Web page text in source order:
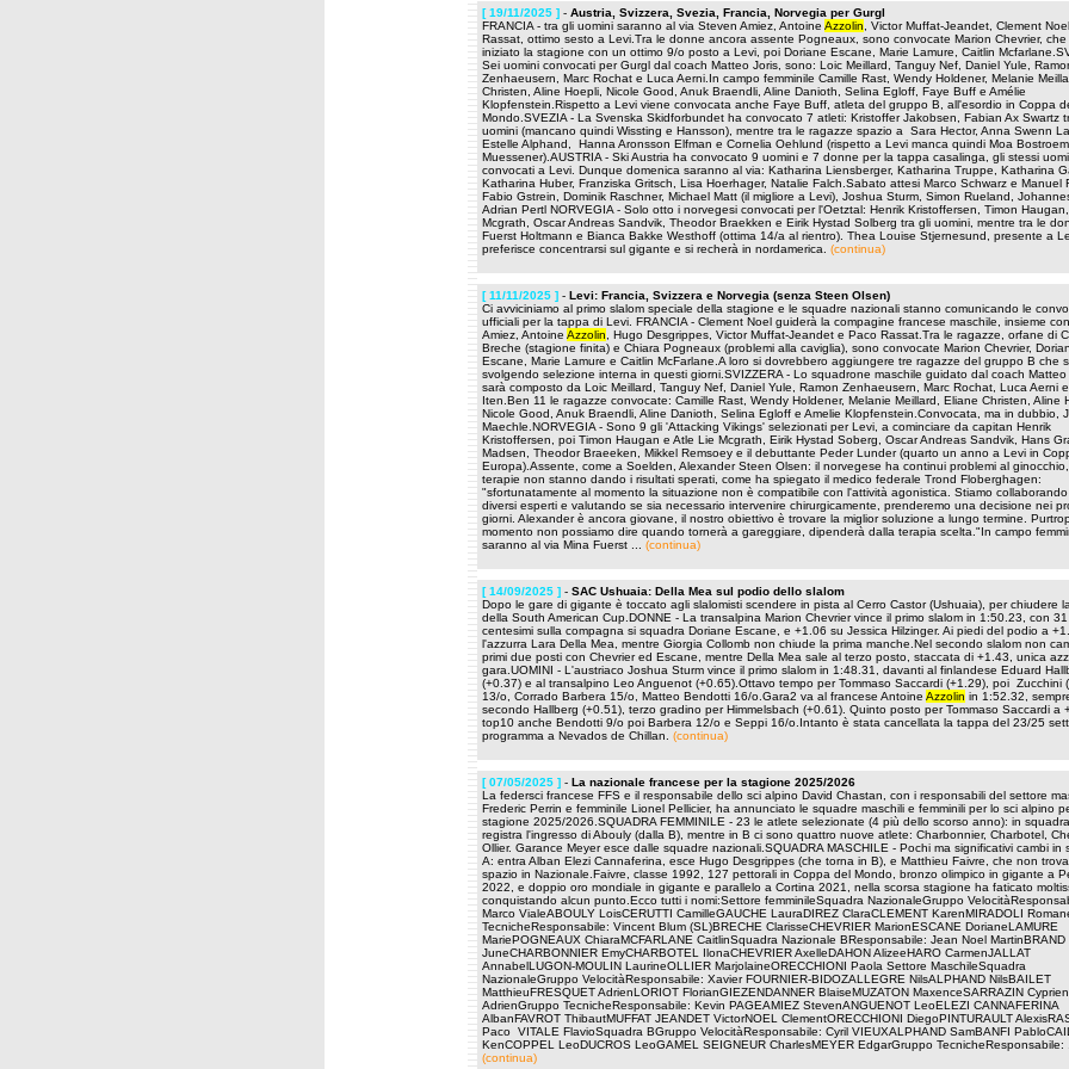
[ 19/11/2025 ] - Austria, Svizzera, Svezia, Francia, Norvegia per Gurgl
FRANCIA - tra gli uomini saranno al via Steven Amiez, Antoine Azzolin , Victor Muffat-Jeandet, Clement
Rassat, ottimo sesto a Levi.Tra le donne ancora assente Pogneaux, sono convocate Marion Chevrier,
iniziato la stagione con un ottimo 9/o posto a Levi, poi Doriane Escane, Marie Lamure, Caitlin
Sei uomini convocati per Gurgl dal coach Matteo Joris, sono: Loic Meillard, Tanguy Nef, Daniel Yule,
Zenhaeusern, Marc Rochat e Luca Aerni.In campo femminile Camille Rast, Wendy Holdener, Melanie
Christen, Aline Hoepli, Nicole Good, Anuk Braendli, Aline Danioth, Selina Egloff, Faye Buff e Amélie
Klopfenstein.Rispetto a Levi viene convocata anche Faye Buff, atleta del gruppo B, all'esordio in Coppa
Mondo.SVEZIA - La Svenska Skidforbundet ha convocato 7 atleti: Kristoffer Jakobsen, Fabian Ax Swartz
uomini (mancano quindi Wissting e Hansson), mentre tra le ragazze spazio a Sara Hector, Anna Swenn
Estelle Alphand, Hanna Aronsson Elfman e Cornelia Oehlund (rispetto a Levi manca quindi Moa Bostroem
Muessener).AUSTRIA - Ski Austria ha convocato 9 uomini e 7 donne per la tappa casalinga, gli stessi
convocati a Levi. Dunque domenica saranno al via: Katharina Liensberger, Katharina Truppe, Katharina
Katharina Huber, Franziska Gritsch, Lisa Hoerhager, Natalie Falch.Sabato attesi Marco Schwarz e Manuel
Fabio Gstrein, Dominik Raschner, Michael Matt (il migliore a Levi), Joshua Sturm, Simon Rueland,
Adrian Pertl NORVEGIA - Solo otto i norvegesi convocati per l'Oetztal: Henrik Kristoffersen, Timon
Mcgrath, Oscar Andreas Sandvik, Theodor Braekken e Eirik Hystad Solberg tra gli uomini, mentre tra le
Fuerst Holtmann e Bianca Bakke Westhoff (ottima 14/a al rientro). Thea Louise Stjernesund, presente a
preferisce concentrarsi sul gigante e si recherà in nordamerica. (continua)
[ 11/11/2025 ] - Levi: Francia, Svizzera e Norvegia (senza Steen Olsen)
Ci avviciniamo al primo slalom speciale della stagione e le squadre nazionali stanno comunicando le
ufficiali per la tappa di Levi. FRANCIA - Clement Noel guiderà la compagine francese maschile, insieme
Amiez, Antoine Azzolin , Hugo Desgrippes, Victor Muffat-Jeandet e Paco Rassat.Tra le ragazze, orfane di
Breche (stagione finita) e Chiara Pogneaux (problemi alla caviglia), sono convocate Marion Chevrier,
Escane, Marie Lamure e Caitlin McFarlane.A loro si dovrebbero aggiungere tre ragazze del gruppo B che
svolgendo selezione interna in questi giorni.SVIZZERA - Lo squadrone maschile guidato dal coach Matteo
sarà composto da Loic Meillard, Tanguy Nef, Daniel Yule, Ramon Zenhaeusern, Marc Rochat, Luca Aerni
Iten.Ben 11 le ragazze convocate: Camille Rast, Wendy Holdener, Melanie Meillard, Eliane Christen, Aline
Nicole Good, Anuk Braendli, Aline Danioth, Selina Egloff e Amelie Klopfenstein.Convocata, ma in dubbio,
Maechle.NORVEGIA - Sono 9 gli 'Attacking Vikings' selezionati per Levi, a cominciare da capitan Henrik
Kristoffersen, poi Timon Haugan e Atle Lie Mcgrath, Eirik Hystad Soberg, Oscar Andreas Sandvik, Hans
Madsen, Theodor Braeeken, Mikkel Remsoey e il debuttante Peder Lunder (quarto un anno a Levi in
Europa).Assente, come a Soelden, Alexander Steen Olsen: il norvegese ha continui problemi al
terapie non stanno dando i risultati sperati, come ha spiegato il medico federale Trond Floberghagen:
"sfortunatamente al momento la situazione non è compatibile con l'attività agonistica. Stiamo
diversi esperti e valutando se sia necessario intervenire chirurgicamente, prenderemo una decisione nei
giorni. Alexander è ancora giovane, il nostro obiettivo è trovare la miglior soluzione a lungo termine.
momento non possiamo dire quando tornerà a gareggiare, dipenderà dalla terapia scelta."In campo
saranno al via Mina Fuerst ... (continua)
[ 14/09/2025 ] - SAC Ushuaia: Della Mea sul podio dello slalom
Dopo le gare di gigante è toccato agli slalomisti scendere in pista al Cerro Castor (Ushuaia), per chiudere
della South American Cup.DONNE - La transalpina Marion Chevrier vince il primo slalom in 1:50.23, con 31
centesimi sulla compagna si squadra Doriane Escane, e +1.06 su Jessica Hilzinger. Ai piedi del podio a
l'azzurra Lara Della Mea, mentre Giorgia Collomb non chiude la prima manche.Nel secondo slalom non
primi due posti con Chevrier ed Escane, mentre Della Mea sale al terzo posto, staccata di +1.43, unica
gara.UOMINI - L'austriaco Joshua Sturm vince il primo slalom in 1:48.31, davanti al finlandese Eduard
(+0.37) e al transalpino Leo Anguenot (+0.65).Ottavo tempo per Tommaso Saccardi (+1.29), poi Zucchini
13/o, Corrado Barbera 15/o, Matteo Bendotti 16/o.Gara2 va al francese Antoine Azzolin in 1:52.32,
secondo Hallberg (+0.51), terzo gradino per Himmelsbach (+0.61). Quinto posto per Tommaso Saccardi a
top10 anche Bendotti 9/o poi Barbera 12/o e Seppi 16/o.Intanto è stata cancellata la tappa del 23/25
programma a Nevados de Chillan. (continua)
[ 07/05/2025 ] - La nazionale francese per la stagione 2025/2026
La federsci francese FFS e il responsabile dello sci alpino David Chastan, con i responsabili del settore
Frederic Perrin e femminile Lionel Pellicier, ha annunciato le squadre maschili e femminili per lo sci alpino
stagione 2025/2026.SQUADRA FEMMINILE - 23 le atlete selezionate (4 più dello scorso anno): in
registra l'ingresso di Abouly (dalla B), mentre in B ci sono quattro nuove atlete: Charbonnier, Charbotel,
Ollier. Garance Meyer esce dalle squadre nazionali.SQUADRA MASCHILE - Pochi ma significativi cambi in
A: entra Alban Elezi Cannaferina, esce Hugo Desgrippes (che torna in B), e Matthieu Faivre, che non
spazio in Nazionale.Faivre, classe 1992, 127 pettorali in Coppa del Mondo, bronzo olimpico in gigante a
2022, e doppio oro mondiale in gigante e parallelo a Cortina 2021, nella scorsa stagione ha faticato
conquistando alcun punto.Ecco tutti i nomi:Settore femminileSquadra NazionaleGruppo
Marco VialeABOULY LoisCERUTTI CamilleGAUCHE LauraDIREZ ClaraCLEMENT KarenMIRADOLI
TecnicheResponsabile: Vincent Blum (SL)BRECHE ClarisseCHEVRIER MarionESCANE DorianeLAMURE
MariePOGNEAUX ChiaraMCFARLANE CaitlinSquadra Nazionale BResponsabile: Jean Noel MartinBRAND
JuneCHARBONNIER EmyCHARBOTEL IlonaCHEVRIER AxelleDAHON AlizeeHARO CarmenJALLAT
AnnabelLUGON-MOULIN LaurineOLLIER MarjolaineORECCHIONI Paola Settore MaschileSquadra
NazionaleGruppo VelocitàResponsabile: Xavier FOURNIER-BIDOZALLEGRE NilsALPHAND NilsBAILET
MatthieuFRESQUET AdrienLORIOT FlorianGIEZENDANNER BlaiseMUZATON MaxenceSARRAZIN
AdrienGruppo TecnicheResponsabile: Kevin PAGEAMIEZ StevenANGUENOT LeoELEZI CANNAFERINA
AlbanFAVROT ThibautMUFFAT JEANDET VictorNOEL ClementORECCHIONI DiegoPINTURAULT
Paco VITALE FlavioSquadra BGruppo VelocitàResponsabile: Cyril VIEUXALPHAND SamBANFI
KenCOPPEL LeoDUCROS LeoGAMEL SEIGNEUR CharlesMEYER EdgarGruppo TecnicheResponsabile:
(continua)